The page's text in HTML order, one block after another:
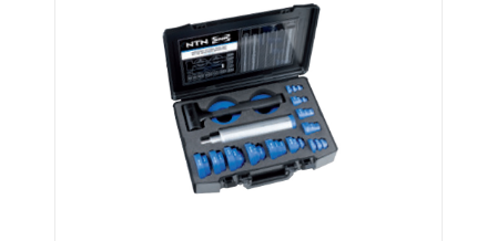
מיסבים ובתי מיסב
שרשראות, גלגלי שרשרת וגלגלי שיניים
רצועות וי, רצועות תזמון וגלגלים